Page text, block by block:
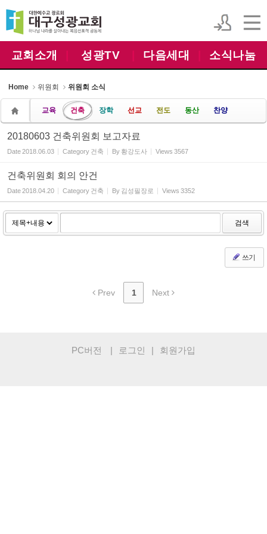
교회소개 성광TV 다음세대 소식나눔
Home 위원회 위원회 소식
교육 건축 장학 선교 전도 동산 찬양
20180603 건축위원회 보고자료
Date2018.06.03 Category 건축 By 황강도사 Views 3567
건축위원회 회의 안건
Date2018.04.20 Category 건축 By 김성필장로 Views 3352
검색
쓰기
Prev 1 Next
PC버전 | 로그인 | 회원가입